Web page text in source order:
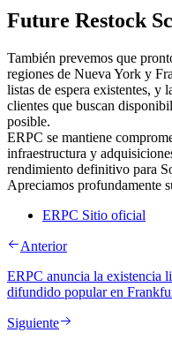
Future Restock
También prevemos que
regiones de Nueva York y
listas de espera existentes, y
clientes que buscan
posible.
ERPC se mantiene
infraestructura y
rendimiento definitivo para
Apreciamos profundamente
ERPC Sitio oficial
Anterior
ERPC anuncia la existencia
difundido popular en
Siguiente